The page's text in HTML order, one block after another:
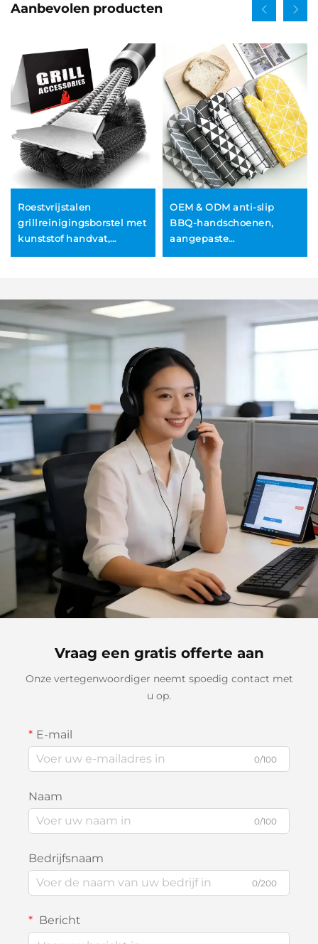
Aanbevolen producten
Roestvrijstalen
grillreinigingsborstel met
kunststof handvat,
BBQ-gereedschap
OEM & ODM anti-slip
BBQ-handschoenen,
aangepaste
koken, bakken en grillen,
groothandel
Vraag een gratis offerte aan
Onze vertegenwoordiger neemt spoedig contact met
u op.
E-mail
0/100
Naam
0/100
Bedrijfsnaam
0/200
Bericht